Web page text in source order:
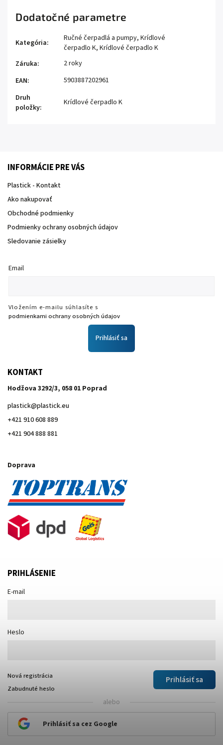
Dodatočné parametre
Kategória: Ručné čerpadlá a pumpy, Krídlové
čerpadlo K, Krídlové čerpadlo K
Záruka:
2 roky
EAN:
5903887202961
Druh
položky:
Krídlové čerpadlo K
INFORMÁCIE PRE VÁS
Plastick - Kontakt
Ako nakupovať
Obchodné podmienky
Podmienky ochrany osobných údajov
Sledovanie zásielky
Email
Vložením e-mailu súhlasíte s
podmienkami ochrany osobných údajov
Prihlásiť sa
KONTAKT
Hodžova 3292/3, 058 01 Poprad
plastick@plastick.eu
+421 910 608 889
+421 904 888 881
Doprava
PRIHLÁSENIE
E-mail
Heslo
Prihlásiť sa
Nová registrácia
Zabudnuté heslo
alebo
Prihlásiť sa cez Google